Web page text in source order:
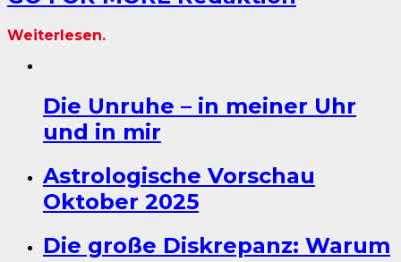
Weiterlesen.
Die Unruhe – in meiner Uhr
und in mir
Astrologische Vorschau
Oktober 2025
Die große Diskrepanz: Warum